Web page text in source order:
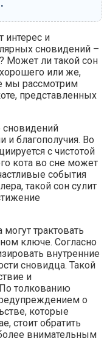
и
сновидений –
Может ли такой сон
или же,
мы рассмотрим
представленных
сновидений
и благополучия. Во
с чистотой
кота во сне может
события
такой сон сулит
трактовать
ключе. Согласно
внутренние
сновидца. Такой
и
толкованию
о
которые
стоит обратить
внимательным